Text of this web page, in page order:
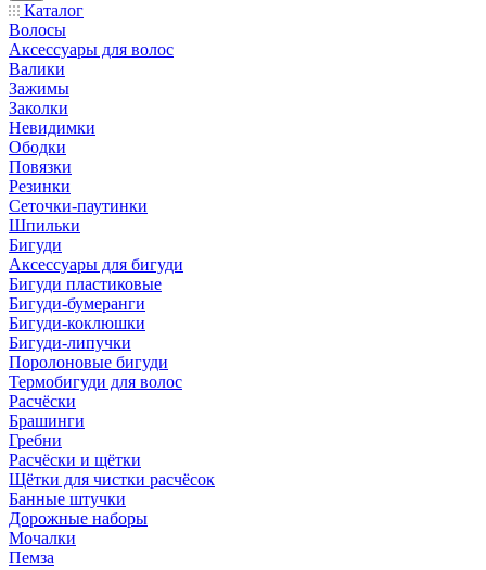
Каталог
Волосы
Аксессуары для волос
Валики
Зажимы
Заколки
Невидимки
Ободки
Повязки
Резинки
Сеточки-паутинки
Шпильки
Бигуди
Аксессуары для бигуди
Бигуди пластиковые
Бигуди-бумеранги
Бигуди-коклюшки
Бигуди-липучки
Поролоновые бигуди
Термобигуди для волос
Расчёски
Брашинги
Гребни
Расчёски и щётки
Щётки для чистки расчёсок
Банные штучки
Дорожные наборы
Мочалки
Пемза